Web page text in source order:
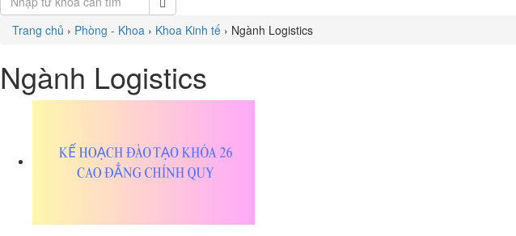
Trang chủ › Phòng - Khoa › Khoa Kinh tế › Ngành Logistics
Ngành Logistics